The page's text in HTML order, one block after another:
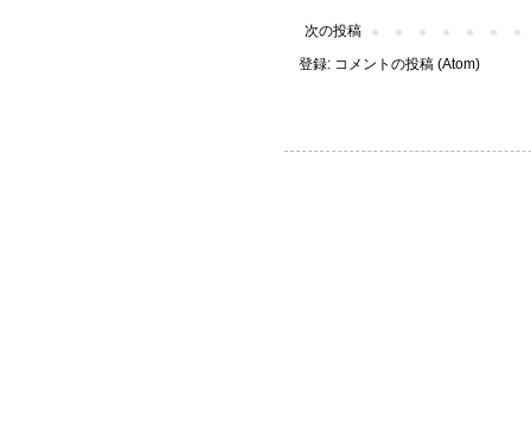
次の投稿
登録: コメントの投稿 (Atom)